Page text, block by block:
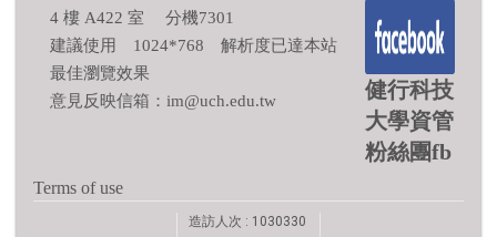
4 樓 A422 室 分機7301
建議使用 1024*768 解析度已達本站
最佳瀏覽效果
意見反映信箱：im@uch.edu.tw
健行科技
大學資管
粉絲團fb
Terms of use
造訪人次 : 1030330